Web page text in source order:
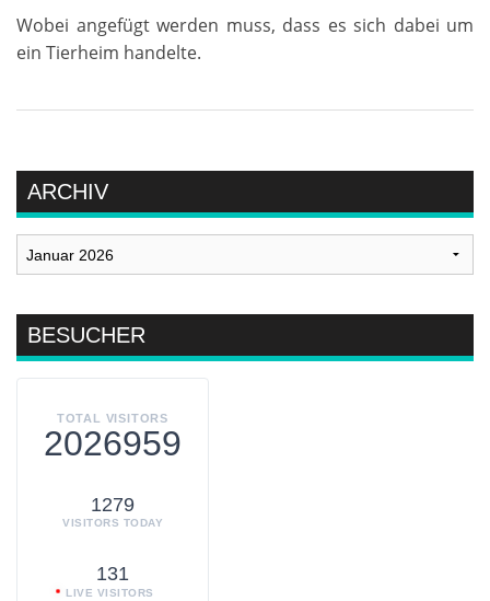
Wobei angefügt werden muss, dass es sich dabei um
ein Tierheim handelte.
ARCHIV
Archiv
BESUCHER
TOTAL VISITORS
2026959
1279
VISITORS TODAY
131
LIVE VISITORS